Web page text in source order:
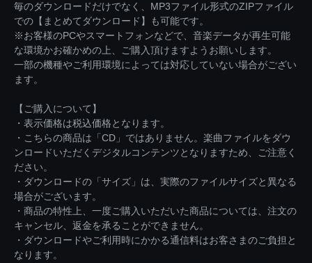
毎のダウンロードだけでなく、MP3ファイル形式のZIPファイル
での【まとめてダウンロード】も可能です。
※お客様のPCやスマートフォンなどで、音楽データが再生可能
な環境かお確かめの上、ご購入頂けますようお願いします。
一部の機種やご利用環境によっては対応していない場合がござい
ます。
【ご購入について】
・表示価格は税込価格となります。
・こちらの商品は「CD」ではありません。楽曲ファイルをダウ
ンロードいただくデジタルコンテンツとなりますため、ご注意く
ださい。
・ダウンロードの「サイズ」は、実際のファイルサイズと異なる
場合がございます。
・商品の特性上、一度ご購入いただいた商品については、注文の
キャンセル、返金を承ることができません。
・ダウンロードやご利用時にかかる通信料はお客さまのご負担と
なります。